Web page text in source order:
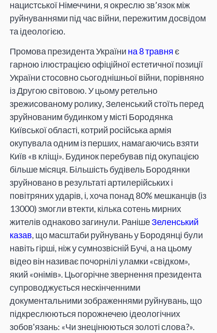
нацистської Німеччини, я окреслю зв’язок між
руйнуваннями під час війни, пережитим досвідом
та ідеологією.
Промова президента України на 8 травняє
гарною ілюстрацією офіційної естетичної позиції
України стосовно сьогоднішньої війни, порівняно
із Другою світовою. У цьому ретельно
зрежисованому ролику, Зеленський стоїть перед
зруйнованим будинком у місті Бородянка
Київської області, котрий російська армія
окупувала одним із перших, намагаючись взяти
Київ «в кліщі». Будинок перебував під окупацією
більше місяця. Більшість будівель Бородянки
зруйновано в результаті артилерійських і
повітряних ударів, і, хоча понад 80% мешканців (із
13000) змогли втекти, кілька сотень мирних
жителів однаково загинули. РанішеЗеленський
казав, що масштаби руйнувань у Бородянці були
навіть гірші, ніж у сумнозвісній Бучі, а на цьому
відео він називає почорнілі уламки «свідком»,
який «онімів». Цьогорічне звернення президента
супроводжується нескінченними
документальними зображеннями руйнувань, що
підкреслюються порожнечею ідеологічних
зобов'язань: «Чи знецінюються золоті слова?».